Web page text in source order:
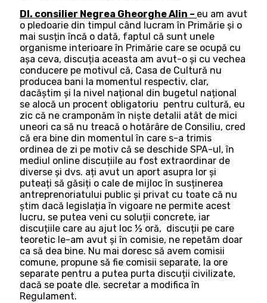
Dl. consilier Negrea Gheorghe Alin – eu am avut
o pledoarie din timpul când lucram în Primărie și o
mai susțin încă o dată, faptul că sunt unele
organisme interioare în Primărie care se ocupă cu
așa ceva, discuția aceasta am avut-o și cu vechea
conducere pe motivul că, Casa de Cultură nu
producea bani la momentul respectiv, clar,
dacăștim și la nivel național din bugetul național
se alocă un procent obligatoriu pentru cultură, eu
zic că ne cramponăm în niște detalii atât de mici
uneori ca să nu treacă o hotărâre de Consiliu, cred
că era bine din momentul în care s-a trimis
ordinea de zi pe motiv că se deschide SPA-ul, în
mediul online discuțiile au fost extraordinar de
diverse și dvs. ați avut un aport asupra lor și
puteați să găsiți o cale de mijloc în susținerea
antreprenoriatului public și privat cu toate că nu
știm dacă legislația în vigoare ne permite acest
lucru, se putea veni cu soluții concrete, iar
discuțiile care au ajut loc ½ oră, discuții pe care
teoretic le-am avut și în comisie, ne repetăm doar
ca să dea bine. Nu mai doresc să avem comisii
comune, propune să fie comisii separate, la ore
separate pentru a putea purta discuții civilizate,
dacă se poate dle. secretar a modifica în
Regulament.